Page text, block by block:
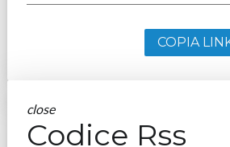
COPIA
close
Codice Rss